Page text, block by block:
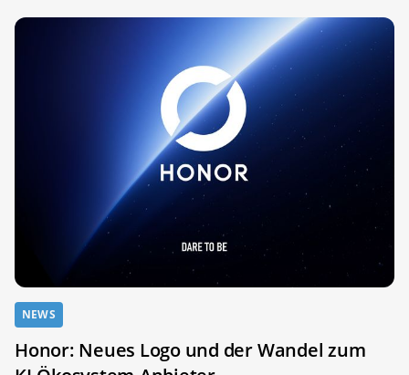
NEWS
Honor: Neues Logo und der Wandel zum